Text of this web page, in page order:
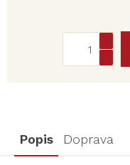
Popis Doprava